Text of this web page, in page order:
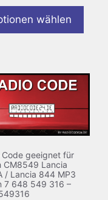
wählen
Code geeignet für
CM8549 Lancia
/ Lancia 844 MP3
7 648 549 316 –